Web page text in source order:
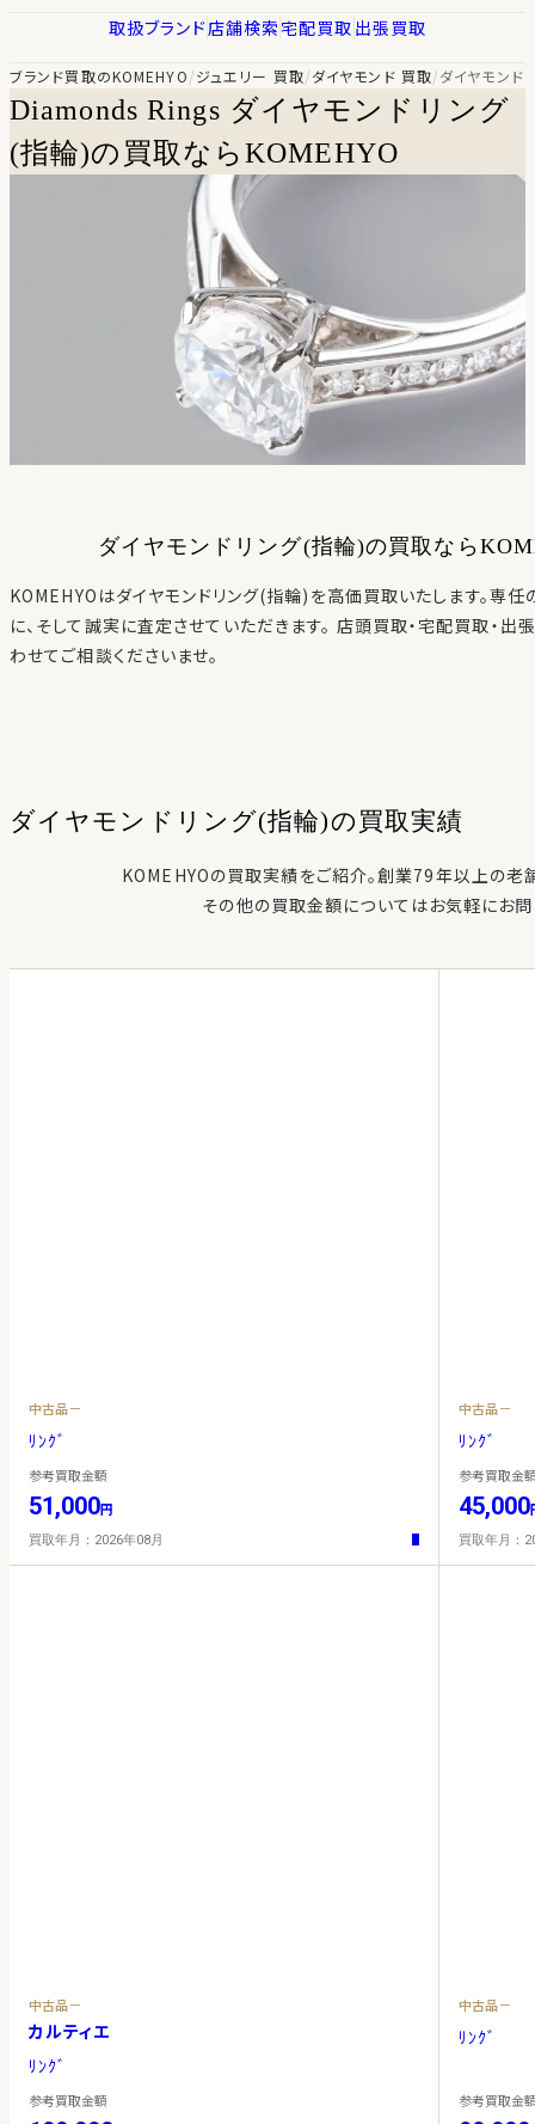
取扱ブランド店舗検索宅配買取 出張買取
ブランド買取のKOMEHYO/ジュエリー 買取/ダイヤモンド 買取/ダイヤモンド
Diamonds Rings ダイヤモンドリング
(指輪)の買取ならKOMEHYO
ダイヤモンドリング(指輪)の買取なら
KOMEHYOはダイヤモンドリング(指輪) を高価買取いたします。専
に、そして誠実に査定させていただきます。 店頭買取・宅配買取・
わせてご相談くださいませ。
ダイヤモンドリング(指輪)の 買取実績
KOMEHYOの買取実績をご紹介。創業79年以上の老
その他の買取金額についてはお気軽にお問
中古品－
ﾘﾝｸﾞ
参考買取金額
51,000円
買取年月：2026年08月
中古品－
ﾘﾝｸﾞ
参考買取金
45,000
買取年月：
中古品－
カルティエ
ﾘﾝｸﾞ
参考買取金額
中古品－
ﾘﾝｸﾞ
参考買取金